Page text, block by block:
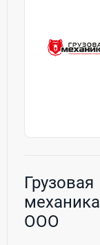
слитки,
гранулы,...
Грузовая
механика
ООО